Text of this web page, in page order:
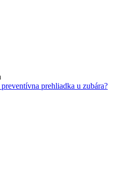
prehliadka u zubára?